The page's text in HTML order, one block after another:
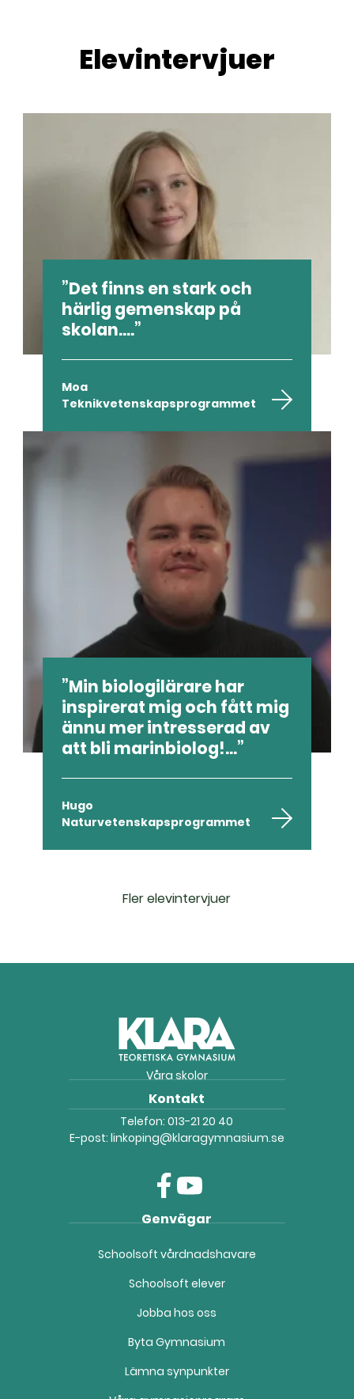
Elevintervjuer
Det finns en stark och
härlig gemenskap på
skolan....
Moa
Teknikvetenskapsprogrammet
Min biologilärare har
inspirerat mig och fått mig
ännu mer intresserad av
att bli marinbiolog!...
Hugo
Naturvetenskapsprogrammet
Fler elevintervjuer
Våra skolor
Kontakt
Telefon:013-21 20 40
E-post: linkoping@klaragymnasium.se
a
e
o
k
(
p
o
t
b
(
ö
p
Genvägar
Schoolsoft vårdnadshavare
Schoolsoft elever
Jobba hos oss
Byta Gymnasium
Lämna synpunkter